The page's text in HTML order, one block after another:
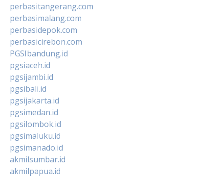
perbasitangerang.com
perbasimalang.com
perbasidepok.com
perbasicirebon.com
PGSIbandung.id
pgsiaceh.id
pgsijambi.id
pgsibali.id
pgsijakarta.id
pgsimedan.id
pgsilombok.id
pgsimaluku.id
pgsimanado.id
akmilsumbar.id
akmilpapua.id